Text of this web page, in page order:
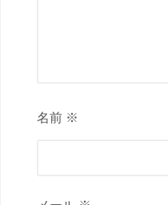
名前 ※